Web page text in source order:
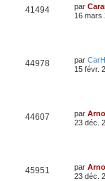
41494 par
16 mars
44978 par
15 févr.
44607 par
23 déc.
45951 par
23 déc.